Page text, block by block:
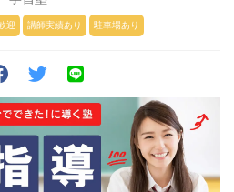
迎 講師実績あり 駐車場あり